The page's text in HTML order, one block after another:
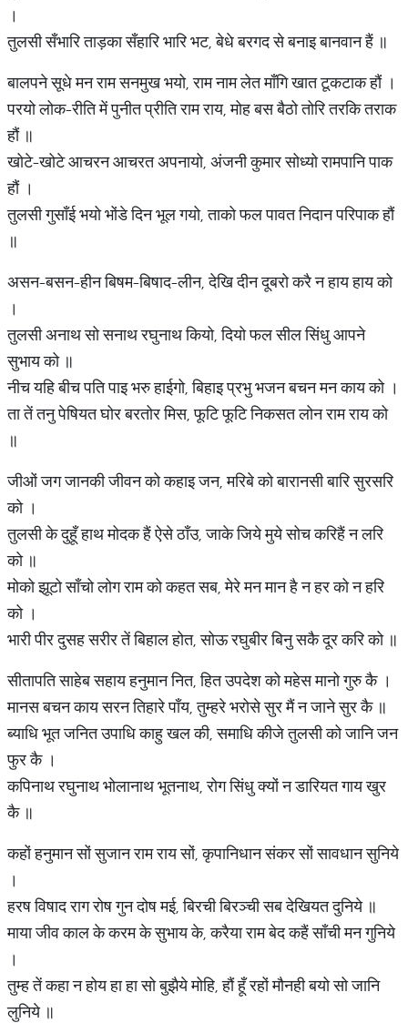
।
तुलसी सँभारि ताड़का सँहारि भारि भट, बेधे बरगद से बनाइ बानवान हैं ॥
बालपने सूधे मन राम सनमुख भयो, राम नाम लेत माँगि खात टूकटाक हौं ।
परयो लोक-रीति में पुनीत प्रीति राम राय, मोह बस बैठो तोरि तरकि तराक
हौं ॥
खोटे-खोटे आचरन आचरत अपनायो, अंजनी कुमार सोध्यो रामपानि पाक
हौं ।
तुलसी गुसाँई भयो भोंडे दिन भूल गयो, ताको फल पावत निदान परिपाक हौं
॥
असन-बसन-हीन बिषम-बिषाद-लीन, देखि दीन दूबरो करै न हाय हाय को
।
तुलसी अनाथ सो सनाथ रघुनाथ कियो, दियो फल सील सिंधु आपने
सुभाय को ॥
नीच यहि बीच पति पाइ भरु हाईगो, बिहाइ प्रभु भजन बचन मन काय को ।
ता तें तनु पेषियत घोर बरतोर मिस, फूटि फूटि निकसत लोन राम राय को
॥
जीओं जग जानकी जीवन को कहाइ जन, मरिबे को बारानसी बारि सुरसरि
को ।
तुलसी के दुहूँ हाथ मोदक हैं ऐसे ठाँउ, जाके जिये मुये सोच करिहैं न लरि
को ॥
मोको झूटो साँचो लोग राम को कहत सब, मेरे मन मान है न हर को न हरि
को ।
भारी पीर दुसह सरीर तें बिहाल होत, सोऊ रघुबीर बिनु सकै दूर करि को ॥
सीतापति साहेब सहाय हनुमान नित, हित उपदेश को महेस मानो गुरु कै ।
मानस बचन काय सरन तिहारे पाँय, तुम्हरे भरोसे सुर मैं न जाने सुर कै ॥
ब्याधि भूत जनित उपाधि काहु खल की, समाधि कीजे तुलसी को जानि जन
फुर कै ।
कपिनाथ रघुनाथ भोलानाथ भूतनाथ, रोग सिंधु क्यों न डारियत गाय खुर
कै ॥
कहों हनुमान सों सुजान राम राय सों, कृपानिधान संकर सों सावधान सुनिये
।
हरष विषाद राग रोष गुन दोष मई, बिरची बिरञ्ची सब देखियत दुनिये ॥
माया जीव काल के करम के सुभाय के, करैया राम बेद कहैं साँची मन गुनिये
।
तुम्ह तें कहा न होय हा हा सो बुझैये मोहि, हौं हूँ रहों मौनही बयो सो जानि
लुनिये ॥